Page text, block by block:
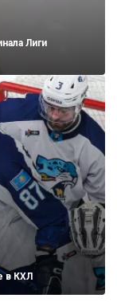
Лиги
в КХЛ